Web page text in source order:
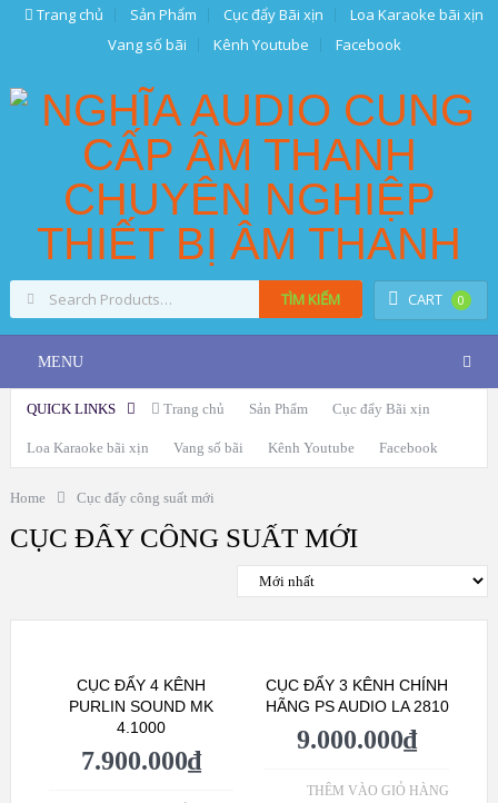
Trang chủ Sản Phẩm Cục đẩy Bãi xịn
Loa Karaoke bãi xịn
Vang số bãi
Kênh Youtube Facebook
CART 0
TÌM KIẾM
MENU
QUICK LINKS Trang chủ Sản Phẩm Cục đẩy Bãi xịn
Loa Karaoke bãi xịn Vang số bãi Kênh Youtube Facebook
Home Cục đẩy công suất mới
CỤC ĐẨY CÔNG SUẤT MỚI
CỤC ĐẨY 4 KÊNH
PURLIN SOUND MK
4.1000
7.900.000₫
CỤC ĐẨY 3 KÊNH CHÍNH
HÃNG PS AUDIO LA 2810
9.000.000₫
THÊM VÀO GIỎ HÀNG